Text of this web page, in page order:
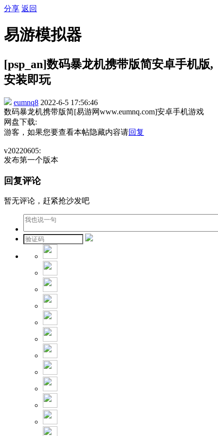
分享 返回
易游模拟器
[psp_an]数码暴龙机携带版简安卓手机版,
安装即玩
eumnq8 2022-6-5 17:56:46
数码暴龙机携带版简[易游网www.eumnq.com]安卓手机游戏
网盘下载:
游客，如果您要查看本帖隐藏内容请回复
v20220605:
发布第一个版本
回复评论
暂无评论，赶紧抢沙发吧